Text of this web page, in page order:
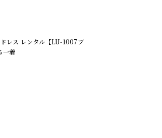
レス レンタル【LU-1007ブ
一着